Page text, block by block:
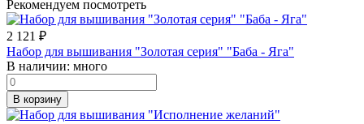
Рекомендуем посмотреть
2 121 ₽
Набор для вышивания "Золотая серия" "Баба - Яга"
В наличии: много
В корзину